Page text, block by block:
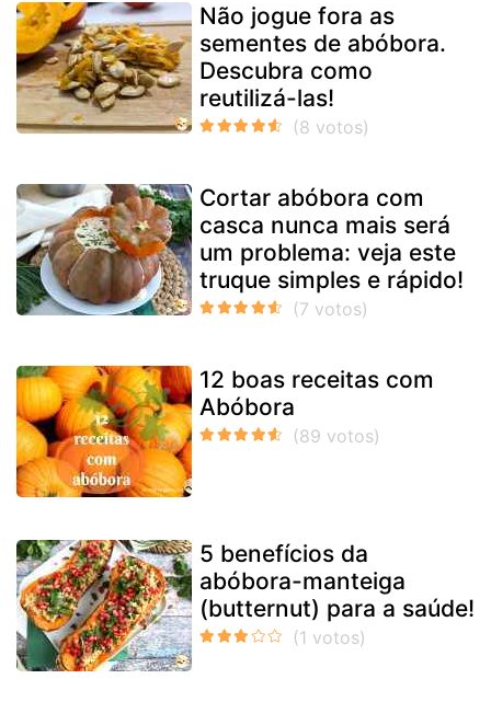
Não jogue fora as
sementes de abóbora.
Descubra como
reutilizá-las!
Cortar abóbora com
casca nunca mais será
um problema: veja este
truque simples e rápido!
12 boas receitas com
Abóbora
5 benefícios da
abóbora-manteiga
(butternut) para a saúde!